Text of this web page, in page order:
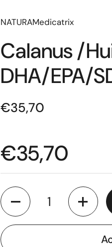
NATURAMedicatrix
Calanus /
DHA/EPA/
€35,70
€35,70
Quantité